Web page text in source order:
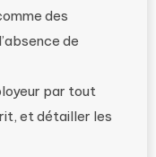
des
de
par tout
et détailler les